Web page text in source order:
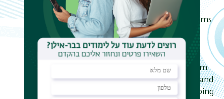
efforts of studying the fundamental
physics of optically-active spin systems
and integrating such systems in
photonic platforms for quantum
technologies. First, I will present the
methods for controlling the quantum
state of optically-active spin qubits and
the experimental protocols for probing